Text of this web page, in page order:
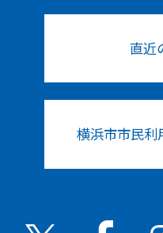
直近
横浜市市民利